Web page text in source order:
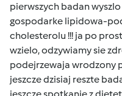
pierwszych badan
gospodarke lipidowa-
cholesterolu !!! ja po
wzielo, odzywiamy sie
podejrzewaja wrodzony
jeszcze dzisiaj reszte